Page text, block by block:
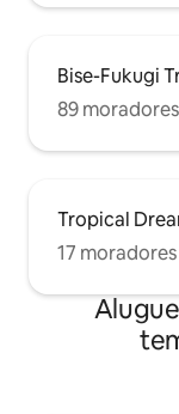
Bise-Fukugi
89
Tropical
17